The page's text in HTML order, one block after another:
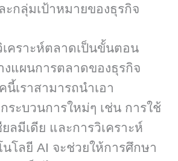
ะกลุ่มเป้าหมายของธุรกิจ
คราะห์ตลาดเป็นขั้นตอน
แผนการตลาดของธุรกิจ
นี้เราสามารถนำเอา
ระบวนการใหม่ๆ เช่น การใช้
ลมีเดีย และการวิเคราะห์
โลยี AI จะช่วยให้การศึกษา